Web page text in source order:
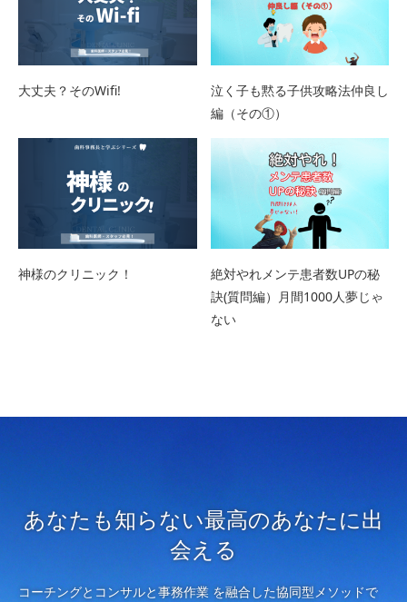
大丈夫？そのWifi!
泣く子も黙る子供攻略法仲良し
編（その①）
神様のクリニック！
絶対やれメンテ患者数UPの秘
訣(質問編）月間1000人夢じゃ
ない
あなたも知らない最高のあなたに出
会える
コーチングとコンサルと事務作業 を融合した協同型メソッドで